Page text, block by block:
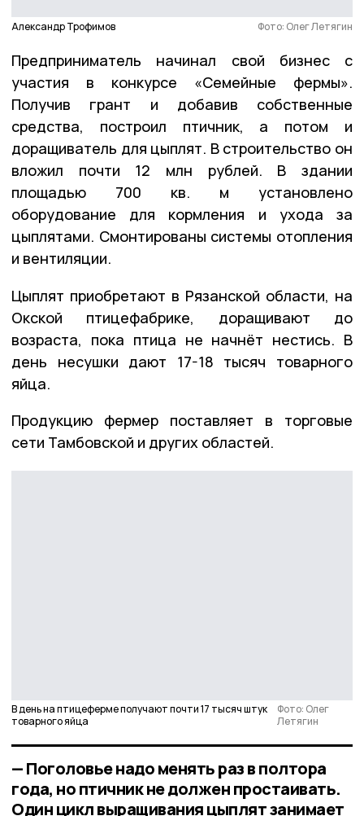
Александр Трофимов Фото: Олег Летягин
Предприниматель начинал свой бизнес с
участия в конкурсе «Семейные фермы».
Получив грант и добавив собственные
средства, построил птичник, а потом и
доращиватель для цыплят. В строительство он
вложил почти 12 млн рублей. В здании
площадью 700 кв. м установлено
оборудование для кормления и ухода за
цыплятами. Смонтированы системы отопления
и вентиляции.
Цыплят приобретают в Рязанской области, на
Окской птицефабрике, доращивают до
возраста, пока птица не начнёт нестись. В
день несушки дают 17-18 тысяч товарного
яйца.
Продукцию фермер поставляет в торговые
сети Тамбовской и других областей.
В день на птицеферме получают почти 17 тысяч штук
товарного яйца
Фото: Олег
Летягин
— Поголовье надо менять раз в полтора
года, но птичник не должен простаивать.
Один цикл выращивания цыплят занимает